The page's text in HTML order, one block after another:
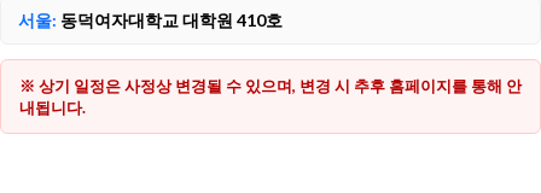
서울: 동덕여자대학교 대학원 410호
※ 상기 일정은 사정상 변경될 수 있으며, 변경 시 추후 홈페이지를 통해 안
내됩니다.